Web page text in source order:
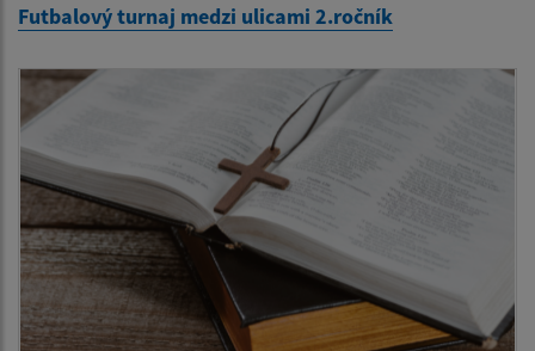
Futbalový turnaj medzi ulicami 2.ročník